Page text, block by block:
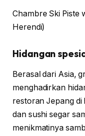
Chambre Ski Piste
Herendi)
Hidangan
Berasal dari Asia,
menghadirkan
restoran Jepang di
dan sushi segar
menikmatinya